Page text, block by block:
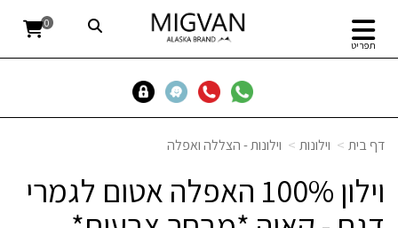
תפריט
0
דף בית וילונות וילונות - הצללה ואפלה
וילון 100% האפלה אטום לגמרי